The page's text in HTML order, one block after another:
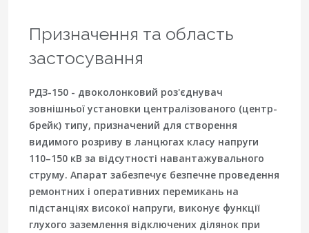
Призначення та область
застосування
РДЗ-150 - двоколонковий роз'єднувач
зовнішньої установки централізованого (центр-
брейк) типу, призначений для створення
видимого розриву в ланцюгах класу напруги
110–150 кВ за відсутності навантажувального
струму. Апарат забезпечує безпечне проведення
ремонтних і оперативних перемикань на
підстанціях високої напруги, виконує функції
глухого заземлення відключених ділянок при